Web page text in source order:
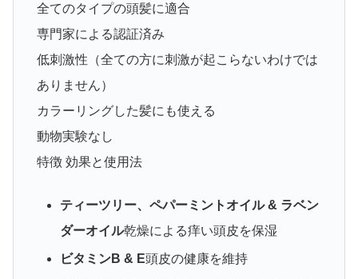
全てのタイプの頭髪に適合
専門家による認証済み
低刺激性（全ての方に刺激が起こらないわけでは
ありません）
カラーリングした髪にも使える
動物実験なし
特徴 効果と使用法
ティーツリー、ペパーミントオイル & ラベン
ダーオイル乾燥による痒い頭皮を保湿
ビタミンB & E頭皮の健康を維持